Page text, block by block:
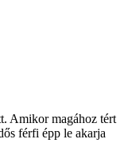
Amikor magához tért
férfi épp le akarja